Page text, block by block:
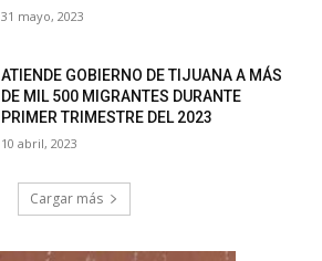
31 mayo, 2023
ATIENDE GOBIERNO DE TIJUANA A MÁS
DE MIL 500 MIGRANTES DURANTE
PRIMER TRIMESTRE DEL 2023
10 abril, 2023
Cargar más